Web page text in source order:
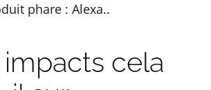
phare : Alexa..
cela